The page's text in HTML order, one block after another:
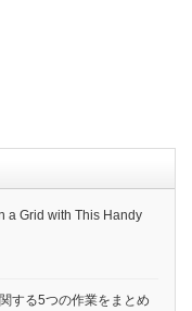
a Grid with This Handy
する5つの作業をまとめ